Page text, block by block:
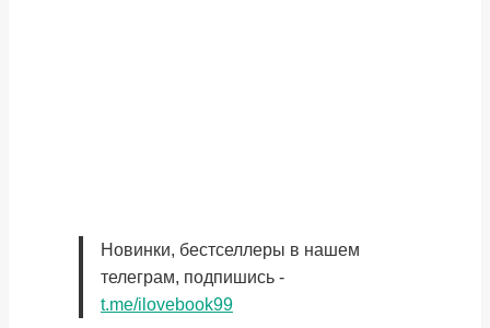
Новинки, бестселлеры в нашем
телеграм, подпишись -
t.me/ilovebook99